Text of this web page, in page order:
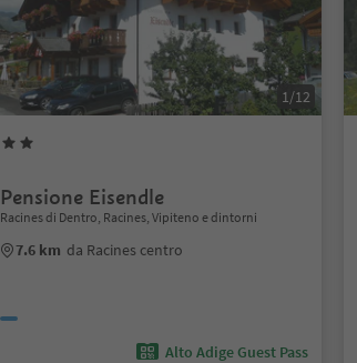
1/12
Pensione Eisendle
Racines di Dentro, Racines, Vipiteno e dintorni
7.6 km da Racines centro
Alto Adige Guest Pass